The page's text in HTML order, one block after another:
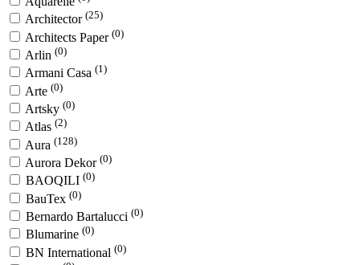
Architector (25)
Architects Paper (0)
Arlin (0)
Armani Casa (1)
Arte (0)
Artsky (0)
Atlas (2)
Aura (128)
Aurora Dekor (0)
BAOQILI (0)
BauTex (0)
Bernardo Bartalucci (0)
Blumarine (0)
BN International (0)